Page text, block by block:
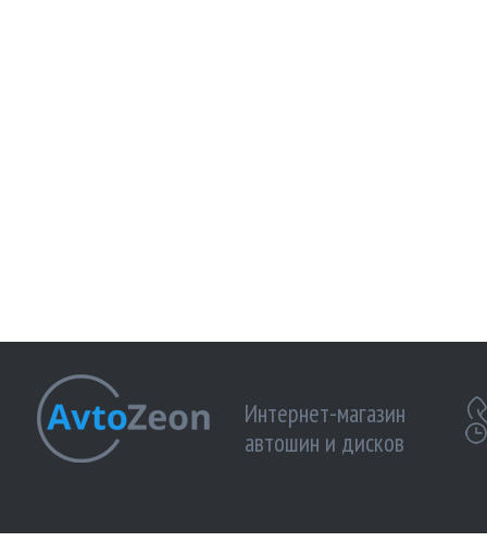
Интернет-магазин
автошин и дисков